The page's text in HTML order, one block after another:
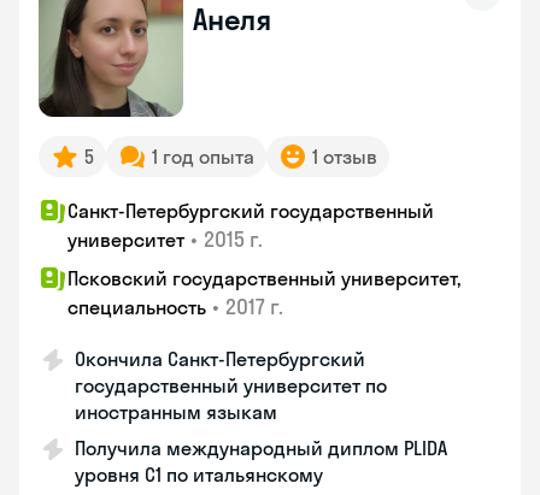
Анеля
5 1 год опыта 1 отзыв
Санкт-Петербургский государственный
университет • 2015 г.
Псковский государственный университет,
специальность • 2017 г.
Окончила Санкт-Петербургский
государственный университет по
иностранным языкам
Получила международный диплом PLIDA
уровня С1 по итальянскому